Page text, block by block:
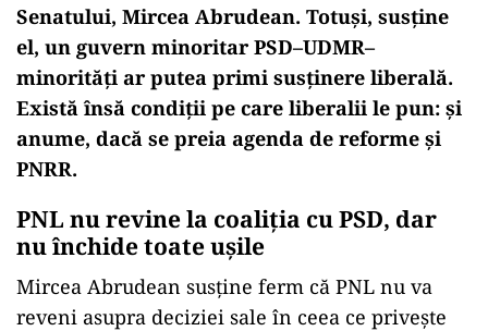
Senatului, Mircea Abrudean. Totuși, susține
el, un guvern minoritar PSD–UDMR–
minorități ar putea primi susținere liberală.
Există însă condiții pe care liberalii le pun: și
anume, dacă se preia agenda de reforme și
PNRR.
PNL nu revine la coaliția cu PSD, dar
nu închide toate ușile
Mircea Abrudean susține ferm că PNL nu va
reveni asupra deciziei sale în ceea ce privește